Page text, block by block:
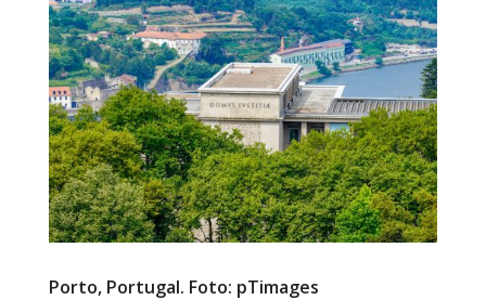
Porto, Portugal. Foto: pTimages